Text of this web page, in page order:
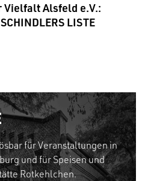
Vielfalt Alsfeld e.V.:
LISTE
für Veranstaltungen in
und für Speisen und
Rotkehlchen.